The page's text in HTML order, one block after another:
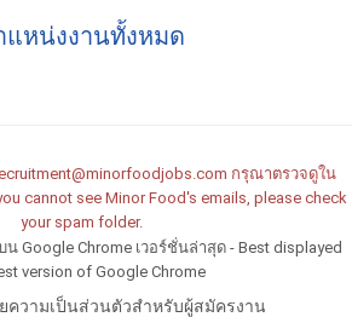
แหน่งงานทั้งหมด
กรุณาตรวจดูใน
cannot see Minor Food's emails, please check
your spam folder.
Google Chrome เวอร์ชั่นล่าสุด - Best displayed
version of Google Chrome
ความเป็นส่วนตัวสำหรับผู้สมัครงาน